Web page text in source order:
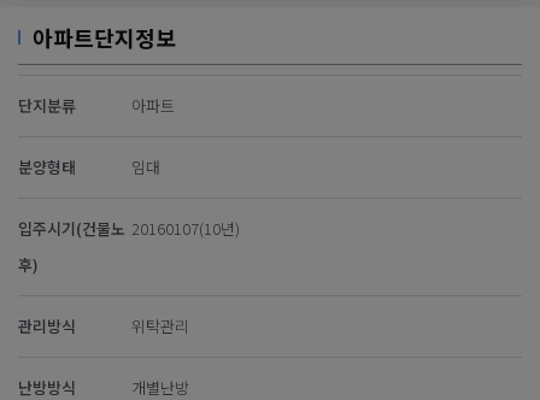
아파트단지정보
단지분류 아파트
분양형태 임대
입주시기(건물노
후)
20160107(10년)
관리방식 위탁관리
난방방식 개별난방